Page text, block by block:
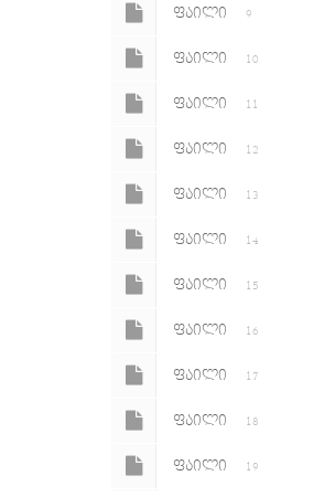
ᲤᲐᲘᲚᲘ 9
ᲤᲐᲘᲚᲘ 10
ᲤᲐᲘᲚᲘ 11
ᲤᲐᲘᲚᲘ 12
ᲤᲐᲘᲚᲘ 13
ᲤᲐᲘᲚᲘ 14
ᲤᲐᲘᲚᲘ 15
ᲤᲐᲘᲚᲘ 16
ᲤᲐᲘᲚᲘ 17
ᲤᲐᲘᲚᲘ 18
ᲤᲐᲘᲚᲘ 19